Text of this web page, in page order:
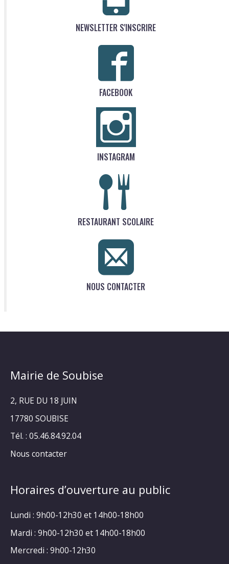
NEWSLETTER S'INSCRIRE
FACEBOOK
INSTAGRAM
RESTAURANT SCOLAIRE
NOUS CONTACTER
Mairie de Soubise
2, RUE DU 18 JUIN
17780 SOUBISE
Tél. : 05.46.84.92.04
Nous contacter
Horaires d’ouverture au public
Lundi : 9h00-12h30 et 14h00-18h00
Mardi : 9h00-12h30 et 14h00-18h00
Mercredi : 9h00-12h30